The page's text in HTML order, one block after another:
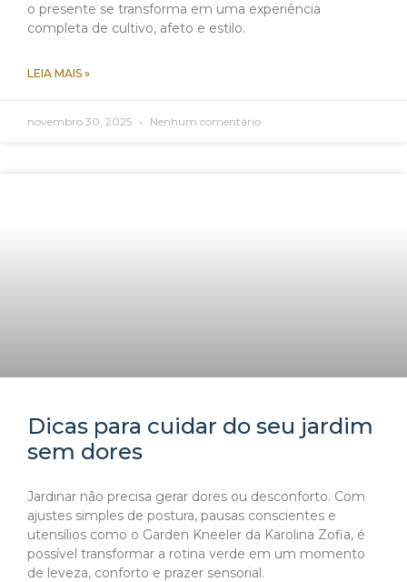
o presente se transforma em uma experiência
completa de cultivo, afeto e estilo.
LEIA MAIS »
novembro 30, 2025 Nenhum comentário
Dicas para cuidar do seu jardim
sem dores
Jardinar não precisa gerar dores ou desconforto. Com
ajustes simples de postura, pausas conscientes e
utensílios como o Garden Kneeler da Karolina Zofia, é
possível transformar a rotina verde em um momento
de leveza, conforto e prazer sensorial.